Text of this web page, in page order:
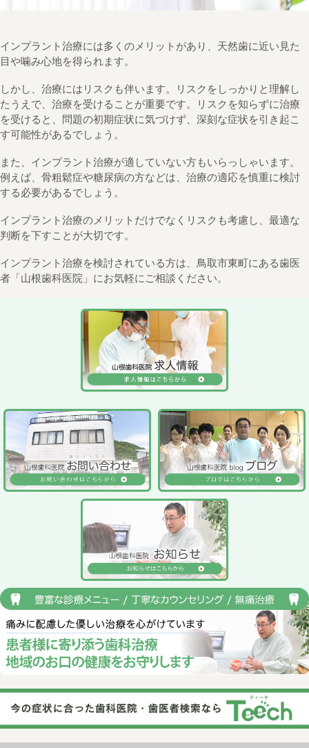
インプラント治療には多くのメリットがあり、天然歯に近い見た
目や噛み心地を得られます。
しかし、治療にはリスクも伴います。リスクをしっかりと理解し
たうえで、治療を受けることが重要です。リスクを知らずに治療
を受けると、問題の初期症状に気づけず、深刻な症状を引き起こ
す可能性があるでしょう。
また、インプラント治療が適していない方もいらっしゃいます。
例えば、骨粗鬆症や糖尿病の方などは、治療の適応を慎重に検討
する必要があるでしょう。
インプラント治療のメリットだけでなくリスクも考慮し、最適な
判断を下すことが大切です。
インプラント治療を検討されている方は、鳥取市東町にある歯医
者「山根歯科医院」にお気軽にご相談ください。